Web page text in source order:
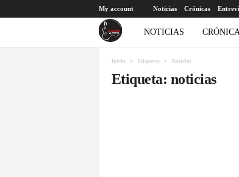
My account Noticias Crónicas
c
NOTICIAS
Inicio Etiquetas Noticias
Etiqueta: noticias